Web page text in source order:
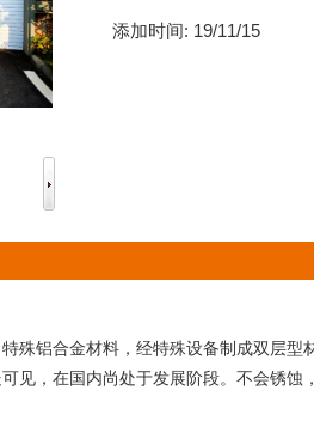
添加时间: 19/11/15
铝合金材料，经特殊设备制成双层型
见，在国内尚处于发展阶段。不会锈